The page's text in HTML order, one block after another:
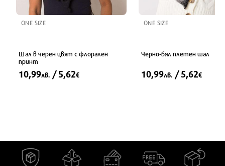
ONE SIZE
Шал в черен цвят с флорален
принт
10,99лв. / 5,62€
ONE SIZE
Черно-бял плетен шал
10,99лв. / 5,62€